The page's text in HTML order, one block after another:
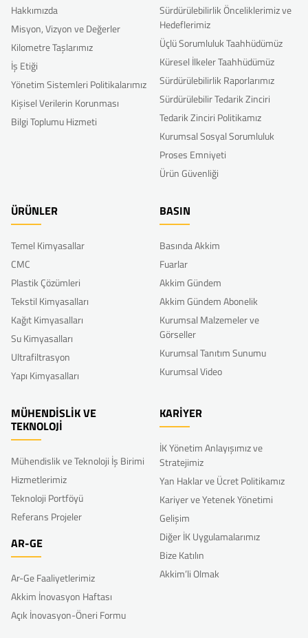
Hakkımızda
Misyon, Vizyon ve Değerler
Kilometre Taşlarımız
İş Etiği
Yönetim Sistemleri Politikalarımız
Kişisel Verilerin Korunması
Bilgi Toplumu Hizmeti
Sürdürülebilirlik Önceliklerimiz ve
Hedeflerimiz
Üçlü Sorumluluk Taahhüdümüz
Küresel İlkeler Taahhüdümüz
Sürdürülebilirlik Raporlarımız
Sürdürülebilir Tedarik Zinciri
Tedarik Zinciri Politikamız
Kurumsal Sosyal Sorumluluk
Proses Emniyeti
Ürün Güvenliği
ÜRÜNLER
Temel Kimyasallar
CMC
Plastik Çözümleri
Tekstil Kimyasalları
Kağıt Kimyasalları
Su Kimyasalları
Ultrafiltrasyon
Yapı Kimyasalları
BASIN
Basında Akkim
Fuarlar
Akkim Gündem
Akkim Gündem Abonelik
Kurumsal Malzemeler ve
Görseller
Kurumsal Tanıtım Sunumu
Kurumsal Video
MÜHENDİSLİK VE
TEKNOLOJİ
Mühendislik ve Teknoloji İş Birimi
Hizmetlerimiz
Teknoloji Portföyü
Referans Projeler
AR-GE
Ar-Ge Faaliyetlerimiz
Akkim İnovasyon Haftası
Açık İnovasyon-Öneri Formu
KARİYER
İK Yönetim Anlayışımız ve
Stratejimiz
Yan Haklar ve Ücret Politikamız
Kariyer ve Yetenek Yönetimi
Gelişim
Diğer İK Uygulamalarımız
Bize Katılın
Akkim’li Olmak